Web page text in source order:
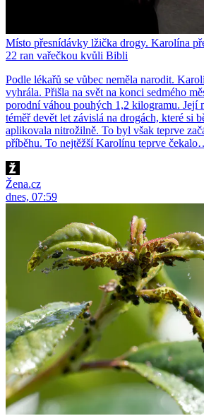
Místo přesnídávky lžička drogy. Karolína
22 ran vařečkou kvůli Bibli
Podle lékařů se vůbec neměla narodit.
vyhrála. Přišla na svět na konci sedmého
porodní váhou pouhých 1,2 kilogramu. Její
téměř devět let závislá na drogách, které si
aplikovala nitrožilně. To byl však teprve
příběhu. To nejtěžší Karolínu teprve
Žena.cz
dnes, 07:59